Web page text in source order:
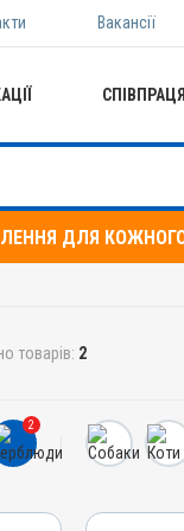
Вакансії
СПІВПРАЦЯ
ДЛЯ КОЖНОГО
товарів: 2
2